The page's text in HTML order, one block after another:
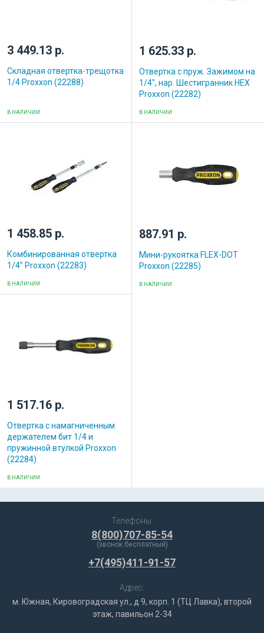
3 449.13 р.
Складная отвертка-трещотка
1/4 Proxxon (22288)
В НАЛИЧИИ
1 625.33 р.
Отвертка с пруж. Зажимом на
1/4", нар. Шестигранник HEX
Proxxon (22282)
В НАЛИЧИИ
1 458.85 р.
Комбинированная отвертка
1/4" Proxxon (22283)
В НАЛИЧИИ
887.91 р.
Мини-рукоятка FLEX-DOT
Proxxon (22285)
В НАЛИЧИИ
1 517.16 р.
Отвертка с намагниченным
держателем бит 1/4 и
пружинной втулкой Proxxon
(22284)
В НАЛИЧИИ
Телефоны:
8(800)707-85-54
(звонок бесплатный)
+7(495)411-91-57
Адрес:
м. Южная, Кировоградская ул., д 9, корп. 1 (ТЦ Лавка), второй
этаж, павильон 2-34